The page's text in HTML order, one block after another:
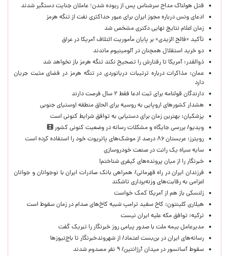
قتل هولناک مداح سرشناس پس از ربوده شدن؛ عاملان جنایت دستگیر شدند
ادعای ونس درباره مجوز ایران برای عبور حداکثری نفت از تنگه هرمز
زمان اعلام نتایج نهایی دکتری مشخص شد
تأکید «فالح الزیدی» بر پایان مأموریت ائتلاف آمریکا در عراق
دو خرید استقلال همچنان در آلومینیوم ماندند
ذوالقدر: آمریکا تا رفتارش را تصحیح نکند تنگه هرمز باز نخواهد شد
عمان: مذاکرات درباره ترتیبات دریانوردی در تنگه هرمز در فضای مثبت جریان
دارد
دارندگان قولنامه برای ثبت ادعا فقط ۲ سال فرصت دارند
هشدار کشورهای اروپایی به روسیه برای الحاق منطقه اوستیای جنوبی
پزشکیان‌: بهترین زمان برای دستیابی به توافق شرایط کنونی است
ویدیو/ بررسی جایگاه و مشکلات رسانه در وضعیت کنونی کشور
رویترز: عربستان ۸۶ درصد از موشک‌های پاتریوت خود را استفاده کرده است
سایه سیاه یک رانت در صنعت خودروسازی
خبرنگار را از میان پرونده‌های کیفری شناختم!
​فرزندان ایران در راه قهرمانی/ همراهی بانک صادرات ایران با نوجوانان و جوانان
اعزامی به رقابت‌های وزنه‌برداری تاشکند
زلنسکی باز هم از آمریکا کمک خواست
هیلاری کلینتون: کاخ سفید ترامپ شبیه کاخ‌های صدام در زمان سقوط است
ترکیه: توافق مکه علیه ایران نیست
مدیرعامل بیمه ملت با صدور پیامی روز خبرنگار را تبریک گفت
رسانه‌های ایران در بن‌بست اعتماد/ از شهروندخبرنگار تا باج‌نیوزها
سقوط آسانسور در میدان آرژانتین/ ۹ نفر مصدوم شدند